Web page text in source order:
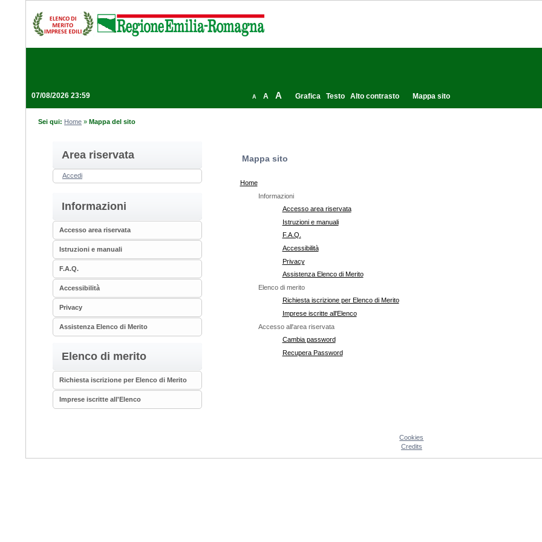
07/08/2026 23:59 A A A Grafica Testo Alto contrasto Mappa sito
Sei qui: Home »Mappa del sito
Area riservata
Accedi
Informazioni
Accesso area riservata
Istruzioni e manuali
F.A.Q.
Accessibilità
Privacy
Assistenza Elenco di Merito
Elenco di merito
Richiesta iscrizione per Elenco di Merito
Imprese iscritte all'Elenco
Mappa sito
Home
Informazioni
Accesso area riservata
Istruzioni e manuali
F.A.Q.
Accessibilità
Privacy
Assistenza Elenco di Merito
Elenco di merito
Richiesta iscrizione per Elenco di Merito
Imprese iscritte all'Elenco
Accesso all'area riservata
Cambia password
Recupera Password
Cookies
Credits